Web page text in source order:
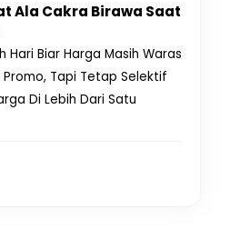
Ala Cakra Birawa Saat
Hari Biar Harga Masih Waras
Tapi Tetap Selektif
Di Lebih Dari Satu